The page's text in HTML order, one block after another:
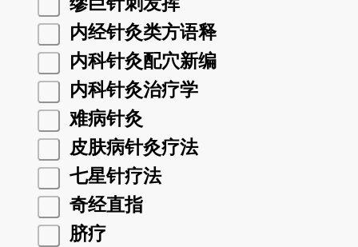
内经针灸类方语释
内科针灸配穴新编
内科针灸治疗学
难病针灸
皮肤病针灸疗法
七星针疗法
奇经直指
脐疗